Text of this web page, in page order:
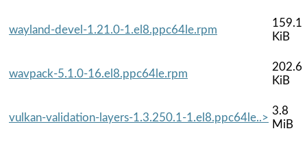
wayland-devel-1.21.0-1.el8.ppc64le.rpm
159.1
KiB
wavpack-5.1.0-16.el8.ppc64le.rpm
202.6
KiB
vulkan-validation-layers-1.3.250.1-1.el8.ppc64le..>
3.8
MiB